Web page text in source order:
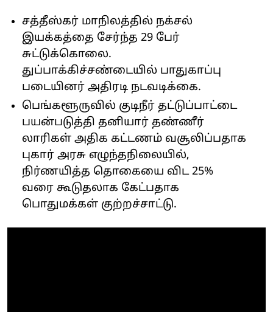
சத்தீஸ்கர் மாநிலத்தில் நக்சல்
இயக்கத்தை சேர்ந்த 29 பேர்
சுட்டுக்கொலை.
துப்பாக்கிச்சண்டையில் பாதுகாப்பு
படையினர் அதிரடி நடவடிக்கை.
பெங்களூருவில் குடிநீர் தட்டுப்பாட்டை
பயன்படுத்தி தனியார் தண்ணீர்
லாரிகள் அதிக கட்டணம் வசூலிப்பதாக
புகார் அரசு எழுந்தநிலையில்,
நிர்ணயித்த தொகையை விட 25%
வரை கூடுதலாக கேட்பதாக
பொதுமக்கள் குற்றச்சாட்டு.